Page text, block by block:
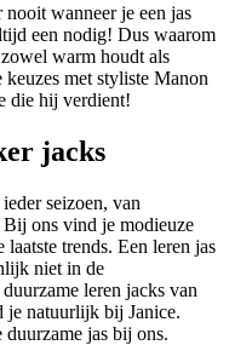
wanneer je een jas
een nodig! Dus waarom
warm houdt als
met styliste Manon
die hij verdient!
jacks
seizoen, van
Bij ons vind je modieuze
trends. Een leren jas
niet in de
leren jacks van
je natuurlijk bij Janice.
jas bij ons.